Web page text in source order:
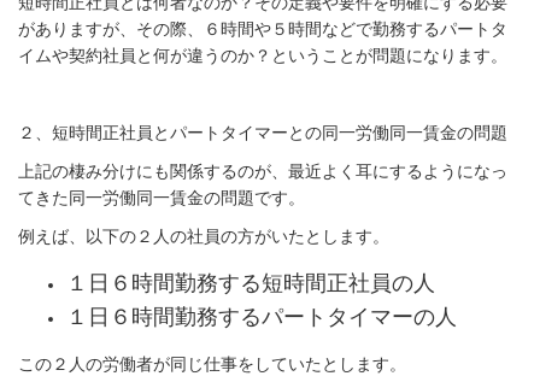
がありますが、その際、６時間や５時間などで勤務するパートタ
イムや契約社員と何が違うのか？ということが問題になります。
２、短時間正社員とパートタイマーとの同一労働同一賃金の問題
上記の棲み分けにも関係するのが、最近よく耳にするようになっ
てきた同一労働同一賃金の問題です。
例えば、以下の２人の社員の方がいたとします。
１日６時間勤務する短時間正社員の人
１日６時間勤務するパートタイマーの人
この２人の労働者が同じ仕事をしていたとします。